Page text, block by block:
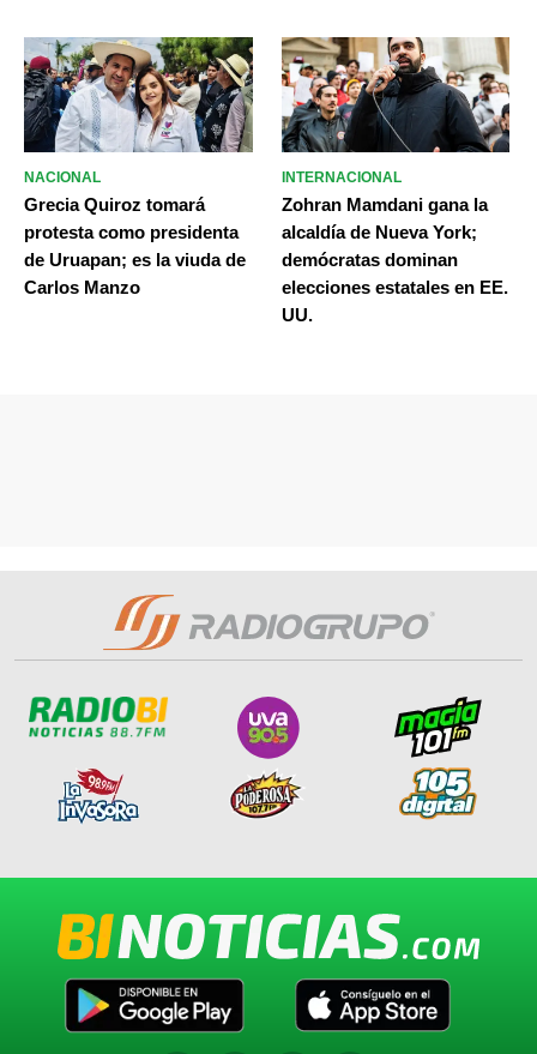
NACIONAL
Grecia Quiroz tomará
protesta como presidenta
de Uruapan; es la viuda de
Carlos Manzo
INTERNACIONAL
Zohran Mamdani gana la
alcaldía de Nueva York;
demócratas dominan
elecciones estatales en EE.
UU.